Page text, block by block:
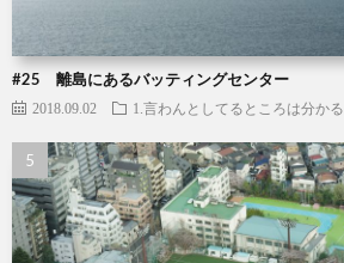
#25 離島にあるバッティングセンター
2018.09.02 1.言わんとしてるところは分かる